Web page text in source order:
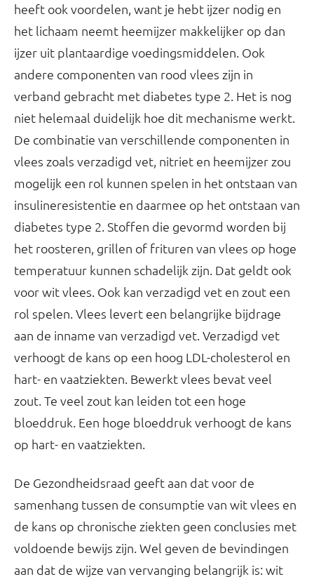
heeft ook voordelen, want je hebt ijzer nodig en
het lichaam neemt heemijzer makkelijker op dan
ijzer uit plantaardige voedingsmiddelen. Ook
andere componenten van rood vlees zijn in
verband gebracht met diabetes type 2. Het is nog
niet helemaal duidelijk hoe dit mechanisme werkt.
De combinatie van verschillende componenten in
vlees zoals verzadigd vet, nitriet en heemijzer zou
mogelijk een rol kunnen spelen in het ontstaan van
insulineresistentie en daarmee op het ontstaan van
diabetes type 2. Stoffen die gevormd worden bij
het roosteren, grillen of frituren van vlees op hoge
temperatuur kunnen schadelijk zijn. Dat geldt ook
voor wit vlees. Ook kan verzadigd vet en zout een
rol spelen. Vlees levert een belangrijke bijdrage
aan de inname van verzadigd vet. Verzadigd vet
verhoogt de kans op een hoog LDL-cholesterol en
hart- en vaatziekten. Bewerkt vlees bevat veel
zout. Te veel zout kan leiden tot een hoge
bloeddruk. Een hoge bloeddruk verhoogt de kans
op hart- en vaatziekten.
De Gezondheidsraad geeft aan dat voor de
samenhang tussen de consumptie van wit vlees en
de kans op chronische ziekten geen conclusies met
voldoende bewijs zijn. Wel geven de bevindingen
aan dat de wijze van vervanging belangrijk is: wit